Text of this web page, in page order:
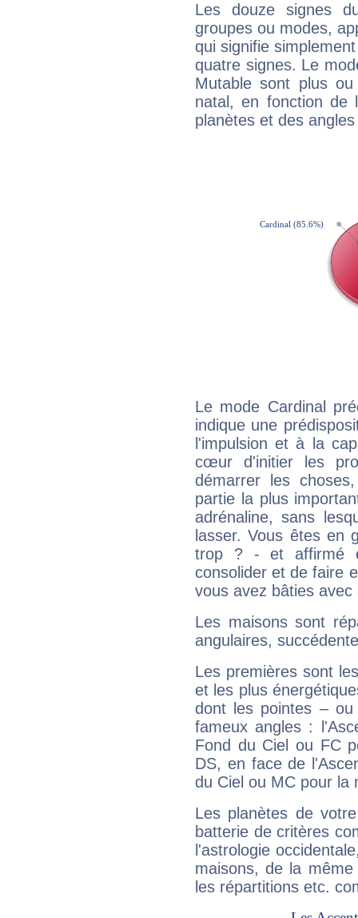
Les douze signes
groupes ou modes,
qui signifie
quatre signes. Le
Mutable sont plus
natal, en fonction de
planètes et des
Le mode Cardinal
indique une
l'impulsion et à la
cœur d'initier les
démarrer les
partie la plus
adrénaline, sans
lasser. Vous êtes en
trop ? - et affirmé
consolider et de faire
vous avez bâties avec
Les maisons sont
angulaires,
Les premières sont
et les plus
dont les pointes –
fameux angles :
Fond du Ciel ou FC
DS, en face de
du Ciel ou MC pour la
Les planètes de
batterie de critères
l'astrologie
maisons, de la
les répartitions etc.